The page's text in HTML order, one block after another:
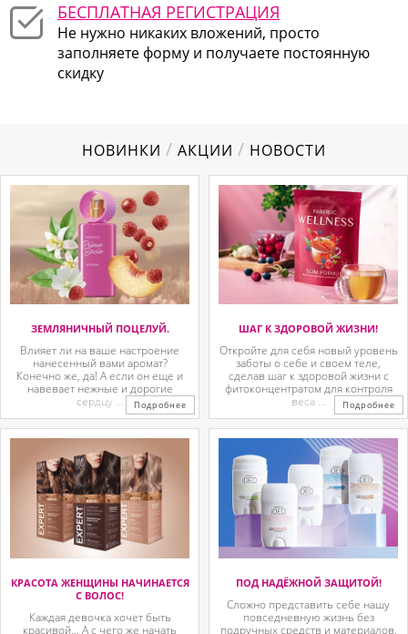
БЕСПЛАТНАЯ РЕГИСТРАЦИЯ
Не нужно никаких вложений, просто
заполняете форму и получаете постоянную
скидку
НОВИНКИ / АКЦИИ / НОВОСТИ
ЗЕМЛЯНИЧНЫЙ ПОЦЕЛУЙ.
Влияет ли на ваше настроение
нанесенный вами аромат?
Конечно же, да! А если он еще и
навевает нежные и дорогие
сердцу ...
Подробнее
ШАГ К ЗДОРОВОЙ ЖИЗНИ!
Откройте для себя новый уровень
заботы о себе и своем теле,
сделав шаг к здоровой жизни с
фитоконцентратом для контроля
веса ...
Подробнее
КРАСОТА ЖЕНЩИНЫ НАЧИНАЕТСЯ
С ВОЛОС!
Каждая девочка хочет быть
красивой… А с чего же начать
ПОД НАДЁЖНОЙ ЗАЩИТОЙ!
Сложно представить себе нашу
повседневную жизнь без
подручных средств и материалов,